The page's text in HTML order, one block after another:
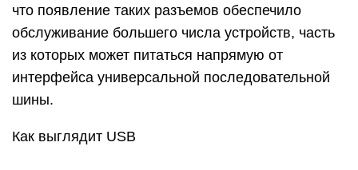
что появление таких разъемов обеспечило
обслуживание большего числа устройств, часть
из которых может питаться напрямую от
интерфейса универсальной последовательной
шины.
Как выглядит USB